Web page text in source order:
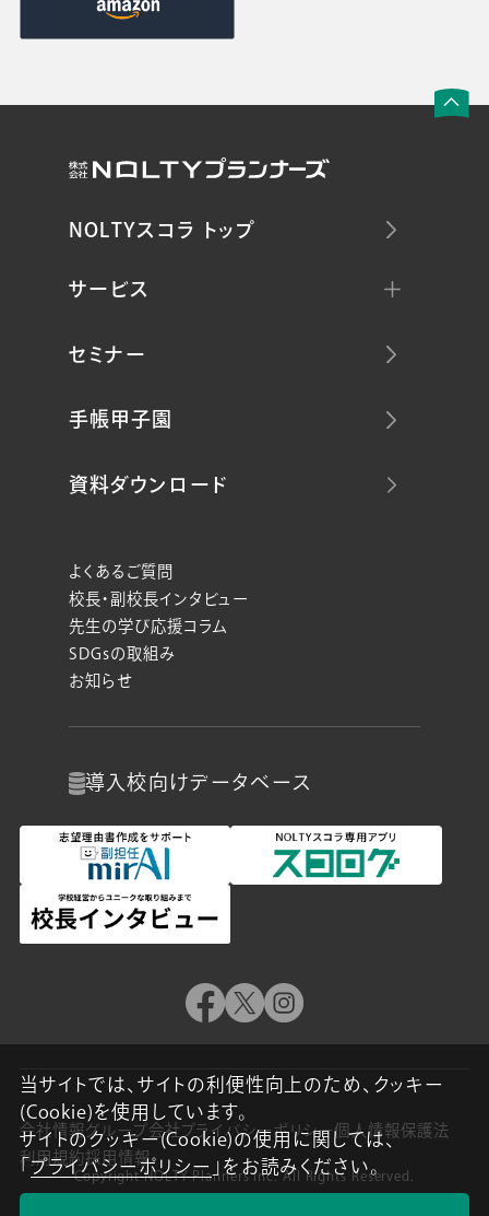
NOLTYスコラ トップ
サービス
セミナー
手帳甲子園
資料ダウンロード
よくあるご質問
校長・副校長インタビュー
先生の学び応援コラム
SDGsの取組み
お知らせ
導入校向けデータベース
会社情報 グループ会社プライバシーポリシー個人情報保護法
利用規約 採用情報
Copyright NOLTY Planners Inc. All Rights Reserved.
当サイトでは、サイトの利便性向上のため、クッキー
(Cookie)を使用しています。
サイトのクッキー(Cookie)の使用に関しては、
「プライバシーポリシー 」をお読みください。